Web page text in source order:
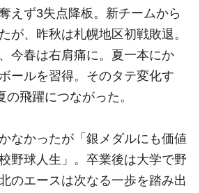
えず3失点降板。新チームから
が、昨秋は札幌地区初戦敗退。
今春は右肩痛に。夏一本にか
ールを習得。そのタテ変化す
の飛躍につながった。
なかったが「銀メダルにも価値
野球人生」。卒業後は大学で野
のエースは次なる一歩を踏み出